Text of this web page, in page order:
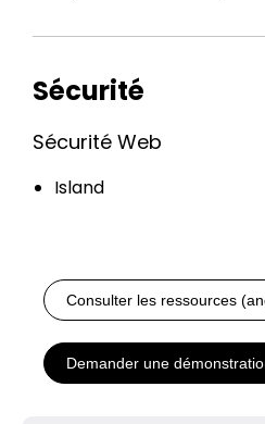
Sécurité
Sécurité Web
Island
Consulter les ressources
Demander une